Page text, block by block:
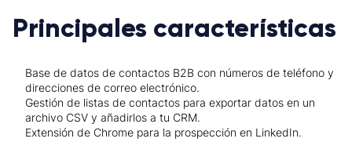
Principales características
Base de datos de contactos B2B con números de teléfono y
direcciones de correo electrónico.
Gestión de listas de contactos para exportar datos en un
archivo CSV y añadirlos a tu CRM.
Extensión de Chrome para la prospección en LinkedIn.